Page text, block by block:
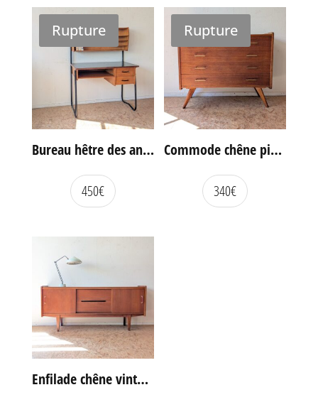
Rupture
Bureau hêtre des années 60
450€
Rupture
Commode chêne pieds compas vintage
340€
Enfilade chêne vintage portes coulissantes